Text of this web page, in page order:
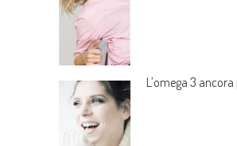
L’omega 3